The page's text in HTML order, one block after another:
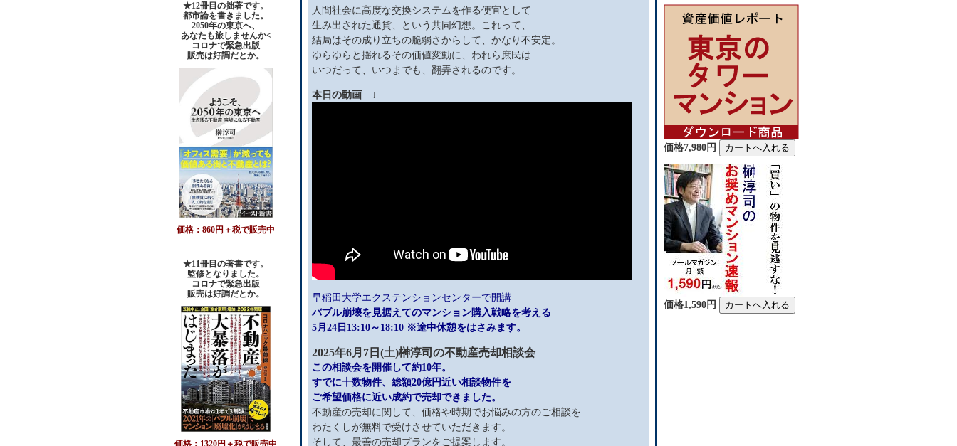
★12冊目の拙著です。
都市論を書きました。
2050年の東京へ、
あなたも旅しませんか<
コロナで緊急出版
販売は好調だとか。
価格：860円＋税で販売中
★11冊目の著書です。
監修となりました。
コロナで緊急出版
販売は好調だとか。
価格：1320円＋税で販売中
人間社会に高度な交換システムを作る便宜として
生み出された通貨、という共同幻想。これって、
結局はその成り立ちの脆弱さからして、かなり不安定。
ゆらゆらと揺れるその価値変動に、われら庶民は
いつだって、いつまでも、翻弄されるのです。
本日の動画 ↓
早稲田大学エクステンションセンターで開講
バブル崩壊を見据えてのマンション購入戦略を考える
5月24日13:10～18:10 ※途中休憩をはさみます。
2025年6月7日(土)榊淳司の不動産売却相談会
この相談会を開催して約10年。
すでに十数物件、総額20億円近い相談物件を
ご希望価格に近い成約で売却できました。
不動産の売却に関して、価格や時期でお悩みの方のご相談を
わたくしが無料で受けさせていただきます。
そして、最善の売却プランをご提案します。
価格7,980円
価格1,590円